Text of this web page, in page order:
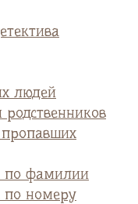
людей
по фамилии
по номеру